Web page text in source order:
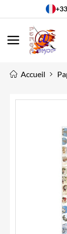
MENU
Accueil